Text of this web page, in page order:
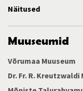
Näitused
Muuseumid
Võrumaa Muuseum
Dr. Fr. R.